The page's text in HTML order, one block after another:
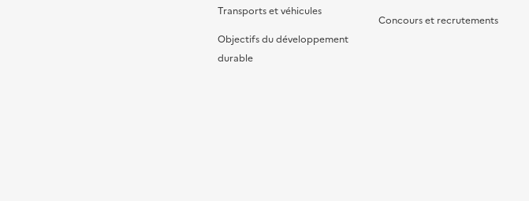
Transports et véhicules
Objectifs du développement
durable
Concours et recrutements